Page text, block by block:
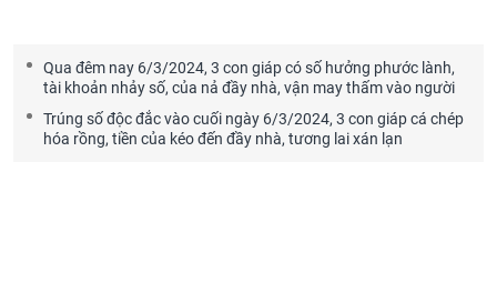
Qua đêm nay 6/3/2024, 3 con giáp có số hưởng phước lành,
tài khoản nhảy số, của nả đầy nhà, vận may thấm vào người
Trúng số độc đắc vào cuối ngày 6/3/2024, 3 con giáp cá chép
hóa rồng, tiền của kéo đến đầy nhà, tương lai xán lạn